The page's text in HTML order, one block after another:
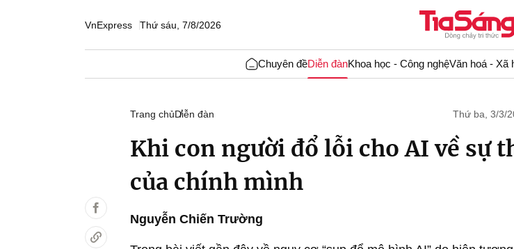
VnExpress Thứ sáu, 7/8/2026
Chuyên đềDiễn đànKhoa học - Công nghệVăn hoá - Xã
Trang chủDiễn đàn Thứ ba, 3/3/
Khi con người đổ lỗi cho AI về sự
của chính mình
Nguyễn Chiến Trường